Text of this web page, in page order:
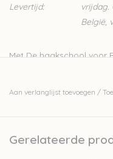
Levertijd:
vrijdag.
België,
Met De haakschool voor
Aan verlanglijst toevoegen /
Gerelateerde